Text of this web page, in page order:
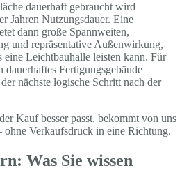
dauerhaft gebraucht wird –
Jahren Nutzungsdauer. Eine
dann große Spannweiten,
und repräsentative Außenwirkung,
eine Leichtbauhalle leisten kann. Für
Fertigungsgebäude
nächste logische Schritt nach der
Kauf besser passt, bekommt von uns
ohne Verkaufsdruck in eine Richtung.
Was Sie wissen